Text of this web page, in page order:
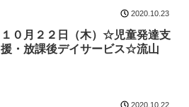
2020.10.23
１０月２２日（木）☆児童発達支
援・放課後デイサービス☆流山
2020.10.22